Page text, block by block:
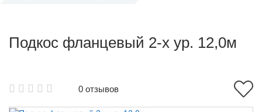
Подкос фланцевый 2-х ур. 12,0м
0 отзывов